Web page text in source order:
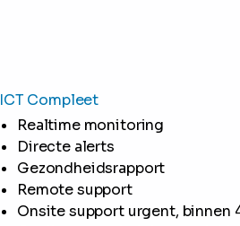
ICT Compleet
Realtime monitoring
Directe alerts
Gezondheidsrapport
Remote support
Onsite support urgent, binnen